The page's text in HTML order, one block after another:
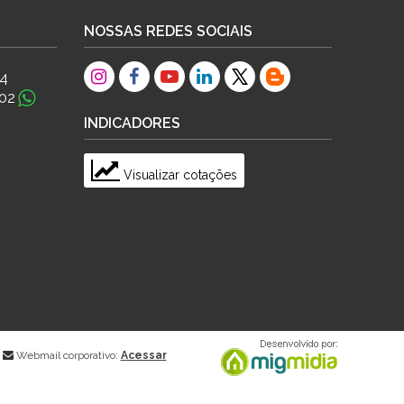
NOSSAS REDES SOCIAIS
INDICADORES
Visualizar cotações
Webmail corporativo: Acessar